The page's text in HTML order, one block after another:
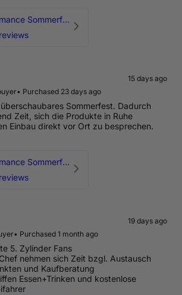
HPerformance Sommerfest 2026
15 days ago
• Purchased 23 days ago
Sommerfest. Dadurch
Zeit, sich die Produkte in Ruhe
Einbau direkt vor Ort zu besprechen.
HPerformance Sommerfest 2026
19 days ago
• Purchased 1 month ago
5. Zylinder Fans
nehmen sich Zeit bzgl. Austausch
und Kaufberatung
Essen+Trinken und kostenlose